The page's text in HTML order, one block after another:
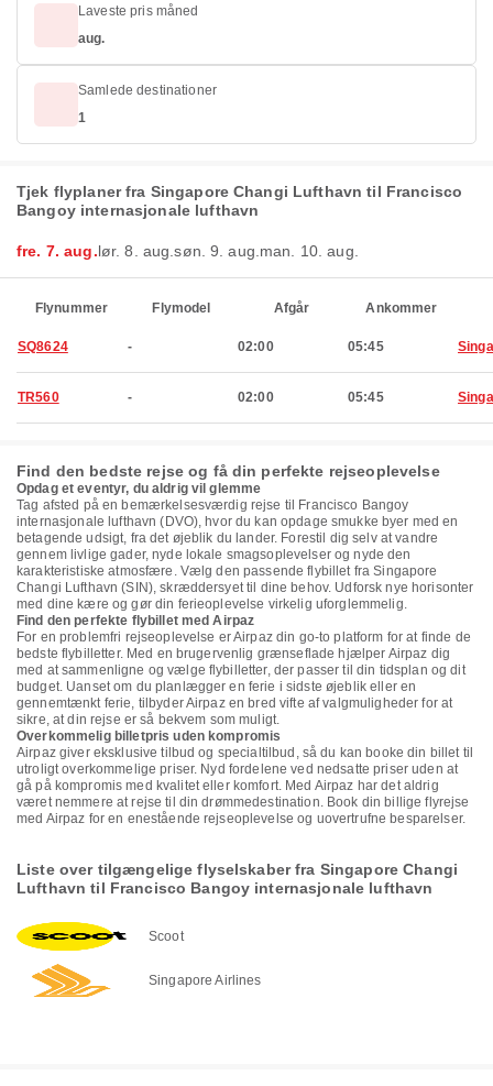
Laveste pris måned
aug.
Samlede destinationer
1
Tjek flyplaner fra Singapore Changi Lufthavn til Francisco
Bangoy internasjonale lufthavn
fre. 7. aug.lør. 8. aug.søn. 9. aug. man. 10. aug.
Flynummer Flymodel Afgår Ankommer
SQ8624 - 02:00 05:45
TR560 - 02:00 05:45
Find den bedste rejse og få din perfekte rejseoplevelse
Opdag et eventyr, du aldrig vil glemme
Tag afsted på en bemærkelsesværdig rejse til Francisco Bangoy
internasjonale lufthavn (DVO), hvor du kan opdage smukke byer med en
betagende udsigt, fra det øjeblik du lander. Forestil dig selv at vandre
gennem livlige gader, nyde lokale smagsoplevelser og nyde den
karakteristiske atmosfære. Vælg den passende flybillet fra Singapore
Changi Lufthavn (SIN), skræddersyet til dine behov. Udforsk nye horisonter
med dine kære og gør din ferieoplevelse virkelig uforglemmelig.
Find den perfekte flybillet med Airpaz
For en problemfri rejseoplevelse er Airpaz din go-to platform for at finde de
bedste flybilletter. Med en brugervenlig grænseflade hjælper Airpaz dig
med at sammenligne og vælge flybilletter, der passer til din tidsplan og dit
budget. Uanset om du planlægger en ferie i sidste øjeblik eller en
gennemtænkt ferie, tilbyder Airpaz en bred vifte af valgmuligheder for at
sikre, at din rejse er så bekvem som muligt.
Overkommelig billetpris uden kompromis
Airpaz giver eksklusive tilbud og specialtilbud, så du kan booke din billet til
utroligt overkommelige priser. Nyd fordelene ved nedsatte priser uden at
gå på kompromis med kvalitet eller komfort. Med Airpaz har det aldrig
været nemmere at rejse til din drømmedestination. Book din billige flyrejse
med Airpaz for en enestående rejseoplevelse og uovertrufne besparelser.
Liste over tilgængelige flyselskaber fra Singapore Changi
Lufthavn til Francisco Bangoy internasjonale lufthavn
Scoot
Singapore Airlines